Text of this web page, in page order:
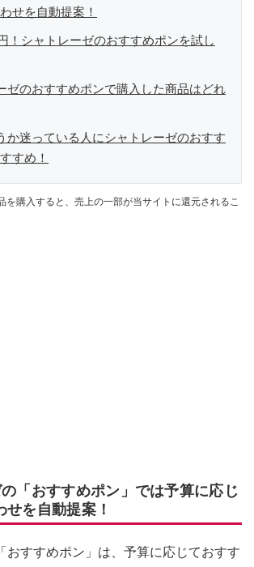
せを自動提案！
！シャトレーゼのおすすめポンを試し
ゼのおすすめポンで購入した商品はどれ
か迷っている人にシャトレーゼのおすす
すめ！
を購入すると、売上の一部が当サイトに還元されるこ
「おすすめポン」では予算に応じ
を自動提案！
おすすめポン」は、予算に応じておすす